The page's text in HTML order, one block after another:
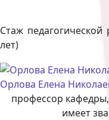
Стаж
лет)
Орлова Елена
профессор кафедры,
имеет